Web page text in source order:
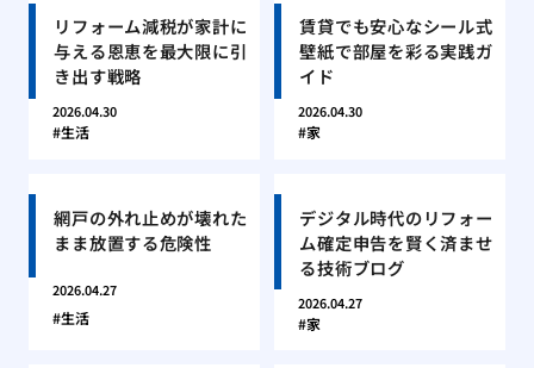
リフォーム減税が家計に
与える恩恵を最大限に引
き出す戦略
2026.04.30
生活
賃貸でも安心なシール式
壁紙で部屋を彩る実践ガ
イド
2026.04.30
家
網戸の外れ止めが壊れた
まま放置する危険性
2026.04.27
生活
デジタル時代のリフォー
ム確定申告を賢く済ませ
る技術ブログ
2026.04.27
家